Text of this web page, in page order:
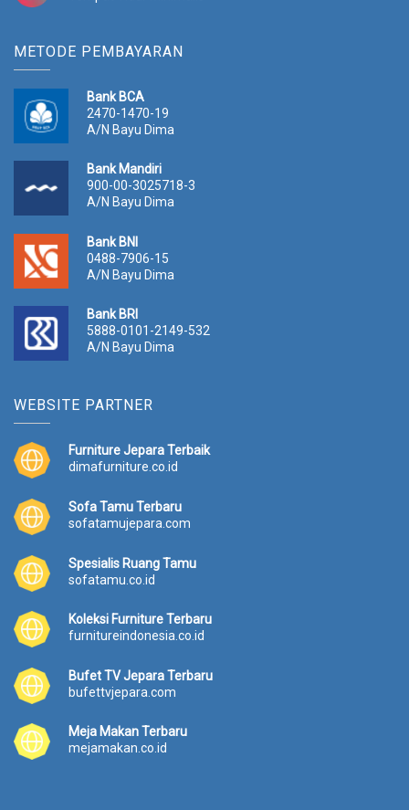
METODE PEMBAYARAN
Bank BCA
2470-1470-19
A/N Bayu Dima
Bank Mandiri
900-00-3025718-3
A/N Bayu Dima
Bank BNI
0488-7906-15
A/N Bayu Dima
Bank BRI
5888-0101-2149-532
A/N Bayu Dima
WEBSITE PARTNER
Furniture Jepara Terbaik
dimafurniture.co.id
Sofa Tamu Terbaru
sofatamujepara.com
Spesialis Ruang Tamu
sofatamu.co.id
Koleksi Furniture Terbaru
furnitureindonesia.co.id
Bufet TV Jepara Terbaru
bufettvjepara.com
Meja Makan Terbaru
mejamakan.co.id